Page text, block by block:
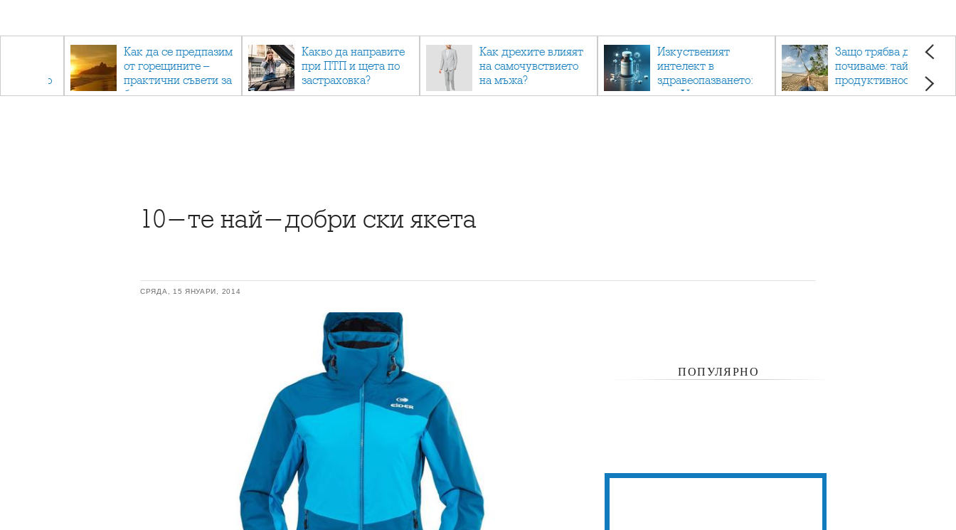
отново
Как да се предпазим
от горещините –
практични съвети за
безопасно лято
Какво да направите
при ПТП и щета по
застраховка?
Как дрехите влияят
на самочувствието
на мъжа?
Изкуственият
интелект в
здравеопазването:
как AI променя
Защо трябва да си
почиваме: тайната на
продуктивността,
здравето и добрия
10-те най-добри ски якета
СРЯДА, 15 ЯНУАРИ, 2014
ПОПУЛЯРНО